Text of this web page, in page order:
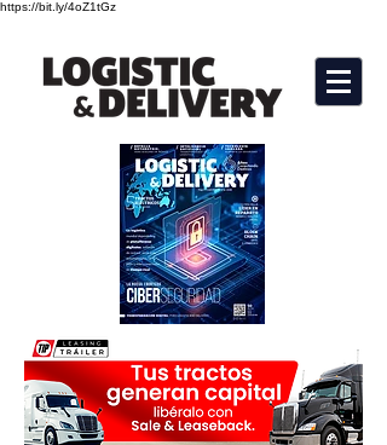
https://bit.ly/4oZ1tGz